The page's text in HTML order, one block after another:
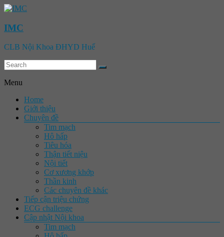
IMC
CLB Nội Khoa ĐHYD Huế
Menu
Home
Giới thiệu
Chuyên đề
Tim mạch
Hô hấp
Tiêu hóa
Thận tiết niệu
Nội tiết
Cơ xương khớp
Thần kinh
Các chuyên đề khác
Tiếp cận triệu chứng
ECG challenge
Cập nhật Nội khoa
Tim mạch